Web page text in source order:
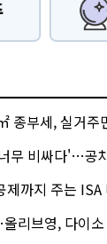
부세, 실거주면
무 비싸다'…공
제까지 주는 ISA
브영, 다이소 공